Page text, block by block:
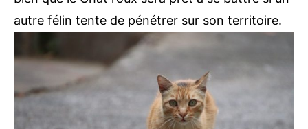
autre félin tente de pénétrer sur son territoire.